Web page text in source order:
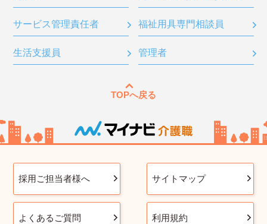
サービス管理責任者 福祉用具専門相談員
生活支援員 管理者
TOPへ戻る
採用ご担当者様へ サイトマップ
よくあるご質問 利用規約